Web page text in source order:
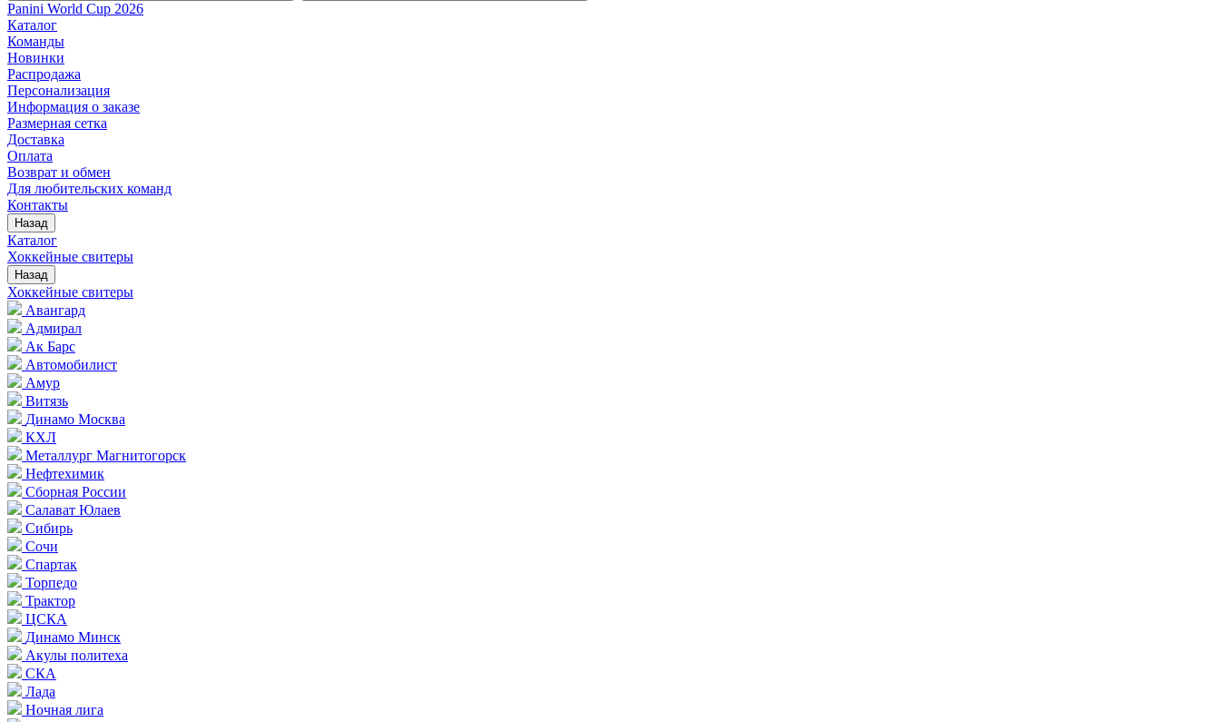
Panini World Cup 2026
Каталог
Команды
Новинки
Распродажа
Персонализация
Информация о заказе
Размерная сетка
Доставка
Оплата
Возврат и обмен
Для любительских команд
Контакты
Назад
Каталог
Хоккейные свитеры
Назад
Хоккейные свитеры
Авангард
Адмирал
Ак Барс
Автомобилист
Амур
Витязь
Динамо Москва
КХЛ
Металлург Магнитогорск
Нефтехимик
Сборная России
Салават Юлаев
Сибирь
Сочи
Спартак
Торпедо
Трактор
ЦСКА
Динамо Минск
Акулы политеха
СКА
Лада
Ночная лига